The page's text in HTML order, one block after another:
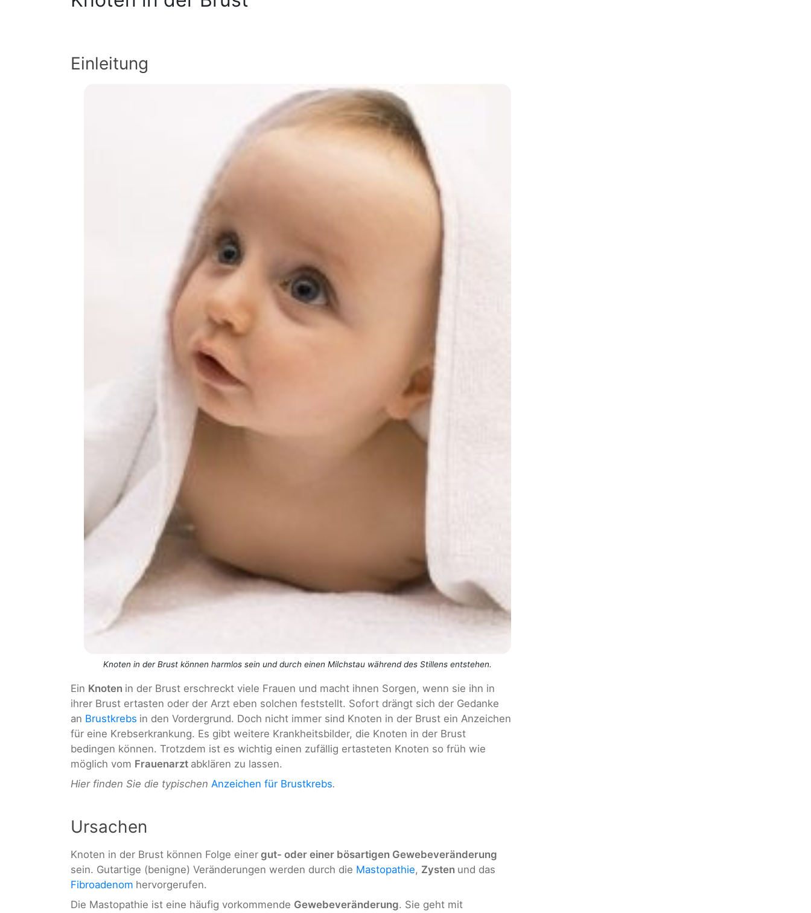
Einleitung
Knoten in der Brust können harmlos sein und durch einen Milchstau während des Stillens entstehen.
Ein Knoten in der Brust erschreckt viele Frauen und macht ihnen Sorgen, wenn sie ihn in
ihrer Brust ertasten oder der Arzt eben solchen feststellt. Sofort drängt sich der Gedanke
an Brustkrebs in den Vordergrund. Doch nicht immer sind Knoten in der Brust ein Anzeichen
für eine Krebserkrankung. Es gibt weitere Krankheitsbilder, die Knoten in der Brust
bedingen können. Trotzdem ist es wichtig einen zufällig ertasteten Knoten so früh wie
möglich vom Frauenarzt abklären zu lassen.
Hier finden Sie die typischen Anzeichen für Brustkrebs.
Ursachen
Knoten in der Brust können Folge einer gut- oder einer bösartigen Gewebeveränderung
sein. Gutartige (benigne) Veränderungen werden durch die Mastopathie, Zysten und das
Fibroadenom hervorgerufen.
Die Mastopathie ist eine häufig vorkommende Gewebeveränderung. Sie geht mit